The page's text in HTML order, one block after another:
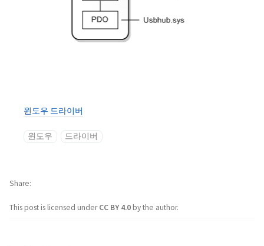
윈도우 드라이버
윈도우 드라이버
This post is licensed underCC BY 4.0by the author.
Share